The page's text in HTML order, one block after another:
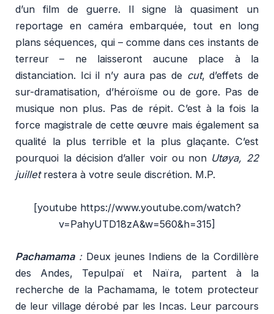
d’un film de guerre. Il signe là quasiment un
reportage en caméra embarquée, tout en long
plans séquences, qui – comme dans ces instants de
terreur – ne laisseront aucune place à la
distanciation. Ici il n’y aura pas de cut, d’effets de
sur-dramatisation, d’héroïsme ou de gore. Pas de
musique non plus. Pas de répit. C’est à la fois la
force magistrale de cette œuvre mais également sa
qualité la plus terrible et la plus glaçante. C’est
pourquoi la décision d’aller voir ou non Utøya, 22
juillet restera à votre seule discrétion. M.P.
[youtube https://www.youtube.com/watch?
v=PahyUTD18zA&w=560&h=315]
Pachamama: Deux jeunes Indiens de la Cordillère
des Andes, Tepulpaï et Naïra, partent à la
recherche de la Pachamama, le totem protecteur
de leur village dérobé par les Incas. Leur parcours